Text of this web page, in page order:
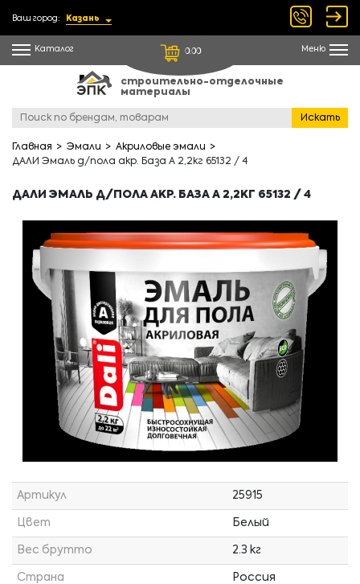
Ваш город: Казань
Каталог 0.00 Меню
строительно-отделочные
материалы
Искать
Главная Эмали
Акриловые эмали
ДАЛИ Эмаль д/пола акр. База А 2,2кг 65132 / 4
ДАЛИ ЭМАЛЬ Д/ПОЛА АКР. БАЗА А 2,2КГ 65132 / 4
Артикул 25915
Цвет Белый
Вес брутто 2.3 кг
Страна Россия